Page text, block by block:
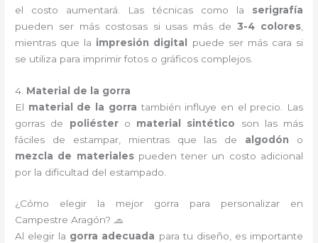
el costo aumentará. Las técnicas como la serigrafía
pueden ser más costosas si usas más de3-4 colores,
mientras que la impresión digital
puede ser más cara si
se utiliza para imprimir fotos o gráficos complejos.
4. Material de la gorra
El material de la gorra también influye en el precio. Las
gorras de poliéstero material sintético son las más
fáciles de estampar, mientras que las de algodón o
mezcla de materialespueden tener un costo adicional
por la dificultad del estampado.
¿Cómo elegir la mejor gorra para personalizar en
Campestre Aragón? 🧢
Al elegir la gorra adecuada para tu diseño, es importante